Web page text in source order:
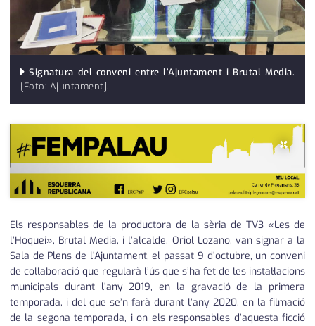
promo serveis
reportatge
salut
serveis
societat
successos
urbanisme
editorial
Signatura del conveni entre l’Ajuntament i Brutal Media.
[Foto: Ajuntament].
×
Els responsables de la productora de la sèria de TV3 «Les de
l’Hoquei», Brutal Media, i l’alcalde, Oriol Lozano, van signar a la
Sala de Plens de l’Ajuntament, el passat 9 d’octubre, un conveni
de col·laboració que regularà l’ús que s’ha fet de les instal·lacions
municipals durant l’any 2019, en la gravació de la primera
temporada, i del que se’n farà durant l’any 2020, en la filmació
de la segona temporada, i on els responsables d’aquesta ficció